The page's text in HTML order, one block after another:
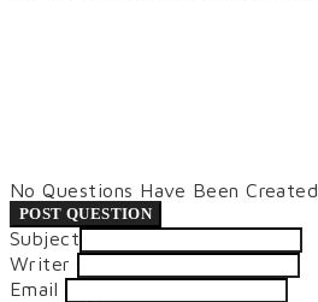
No Questions Have Been Created.
POST QUESTION
Subject
Writer
Email